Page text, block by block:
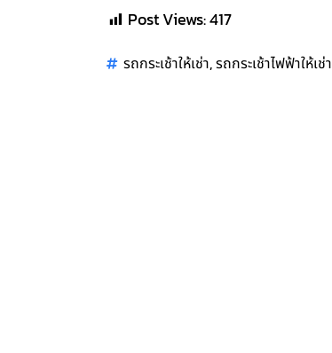
Post Views:417
รถกระเช้าให้เช่า,รถกระเช้าไฟฟ้าให้เช่า